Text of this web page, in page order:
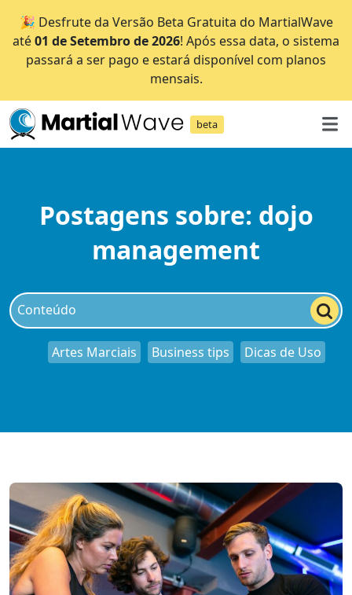
🎉 Desfrute da Versão Beta Gratuita do MartialWave
até01 de Setembro de 2026! Após essa data, o sistema
passará a ser pago e estará disponível com planos
mensais.
beta
Postagens sobre: dojo
management
Artes Marciais Business tips Dicas de Uso